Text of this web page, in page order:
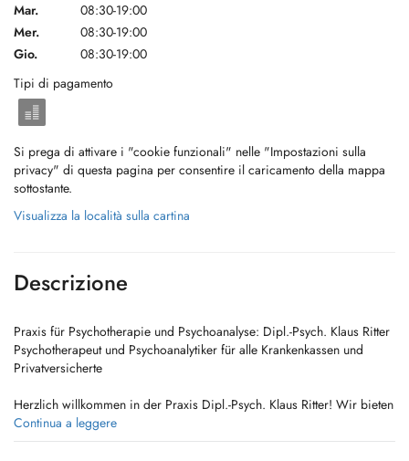
Mar.
08:30-19:00
Mer.
08:30-19:00
Gio.
08:30-19:00
Tipi di pagamento
Si prega di attivare i "cookie funzionali" nelle "Impostazioni sulla
privacy" di questa pagina per consentire il caricamento della mappa
sottostante.
Visualizza la località sulla cartina
Descrizione
Praxis für Psychotherapie und Psychoanalyse: Dipl.-Psych. Klaus Ritter
Psychotherapeut und Psychoanalytiker für alle Krankenkassen und
Privatversicherte
Herzlich willkommen in der Praxis Dipl.-Psych. Klaus Ritter! Wir bieten
umfassende psychologische Betreuung in den Bereichen Diagnostik,
Beratung, Psychotherapie und Psychoanalyse. Darüber hinaus erstellen
Continua a leggere